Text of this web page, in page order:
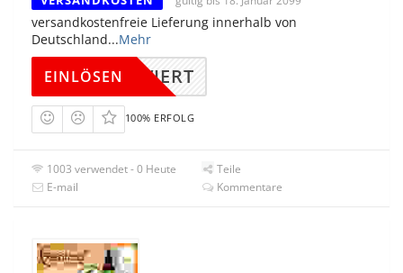
versandkostenfreie Lieferung innerhalb von
Deutschland...Mehr
KTIVIERT
EINLÖSEN
100% ERFOLG
1003 verwendet - 0 Heute
Teile
E-mail
Kommentare